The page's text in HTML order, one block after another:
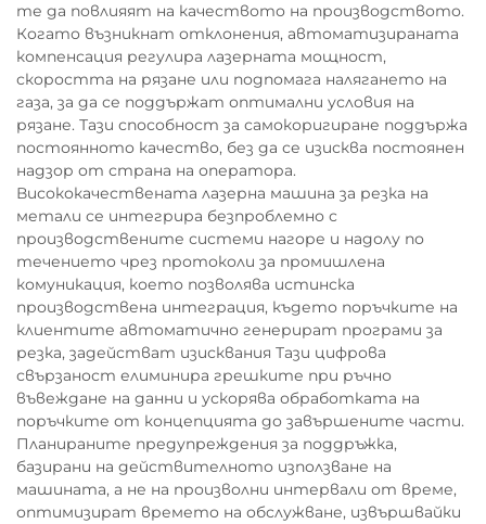
те да повлияят на качеството на производството.
Когато възникнат отклонения, автоматизираната
компенсация регулира лазерната мощност,
скоростта на рязане или подпомага налягането на
газа, за да се поддържат оптимални условия на
рязане. Тази способност за самокоригиране поддържа
постоянното качество, без да се изисква постоянен
надзор от страна на оператора.
Висококачествената лазерна машина за резка на
метали се интегрира безпроблемно с
производствените системи нагоре и надолу по
течението чрез протоколи за промишлена
комуникация, което позволява истинска
производствена интеграция, където поръчките на
клиентите автоматично генерират програми за
резка, задействат изисквания Тази цифрова
свързаност елиминира грешките при ръчно
въвеждане на данни и ускорява обработката на
поръчките от концепцията до завършените части.
Планираните предупреждения за поддръжка,
базирани на действителното използване на
машината, а не на произволни интервали от време,
оптимизират времето на обслужване, извършвайки